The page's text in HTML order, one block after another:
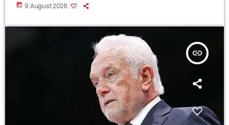
today 9 August 2026
insert_link